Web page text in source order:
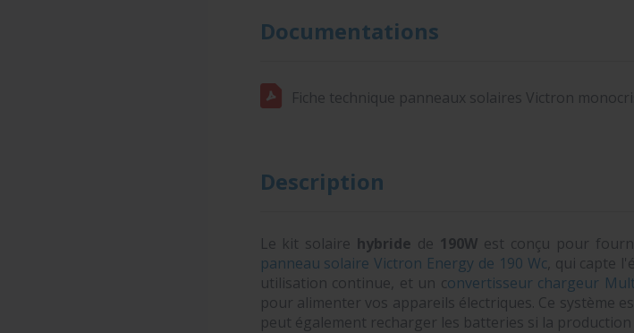
Documentations
Fiche technique panneaux solaires Victron
Description
Le kit solaire hybride de 190W est conçu pour
panneau solaire Victron Energy de 190 Wc , qui capte
utilisation continue, et un convertisseur chargeur
pour alimenter vos appareils électriques. Ce système
peut également recharger les batteries si la